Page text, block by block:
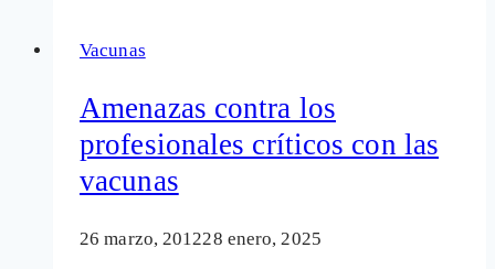
pro
personas
afectadas
fármacos
Vacunas
Amenazas contra los
profesionales críticos con las
vacunas
26 marzo, 201228 enero, 2025